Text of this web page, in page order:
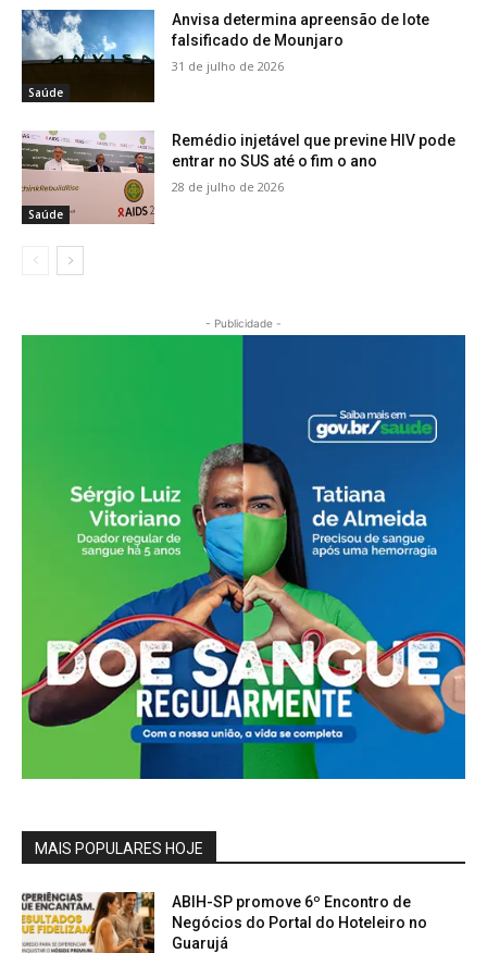
Saúde
Anvisa determina apreensão de lote
falsificado de Mounjaro
31 de julho de 2026
Saúde
Remédio injetável que previne HIV pode
entrar no SUS até o fim o ano
28 de julho de 2026
- Publicidade -
MAIS POPULARES HOJE
ABIH-SP promove 6º Encontro de
Negócios do Portal do Hoteleiro no
Guarujá